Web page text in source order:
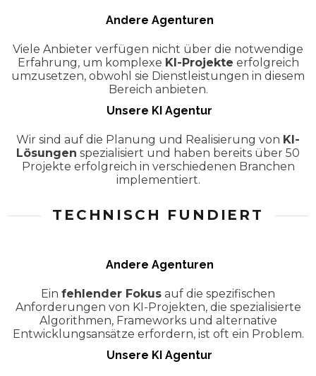
Andere Agenturen
Viele Anbieter verfügen nicht über die notwendige
Erfahrung, um komplexe KI-Projekte erfolgreich
umzusetzen, obwohl sie Dienstleistungen in diesem
Bereich anbieten.
Unsere KI Agentur
Wir sind auf die Planung und Realisierung von KI-
Lösungen spezialisiert und haben bereits über 50
Projekte erfolgreich in verschiedenen Branchen
implementiert.
TECHNISCH FUNDIERT
Andere Agenturen
Ein fehlender Fokus auf die spezifischen
Anforderungen von KI-Projekten, die spezialisierte
Algorithmen, Frameworks und alternative
Entwicklungsansätze erfordern, ist oft ein Problem.
Unsere KI Agentur